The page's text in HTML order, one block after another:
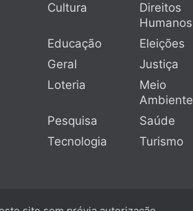
Cultura
Direitos
Humanos
Educação
Eleições
Geral
Justiça
Loteria
Meio
Ambiente
Pesquisa
Saúde
Tecnologia
Turismo